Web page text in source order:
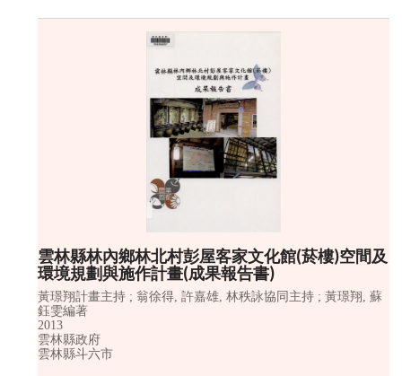
雲林縣林內鄉林北村彭屋客家文化館(菸樓)空間及
環境規劃與施作計畫(成果報告書)
黃璟翔計畫主持 ; 翁徐得, 許嘉雄, 林秩詠協同主持 ; 黃璟翔, 蘇
鈺雯編著
2013
雲林縣政府
雲林縣斗六市